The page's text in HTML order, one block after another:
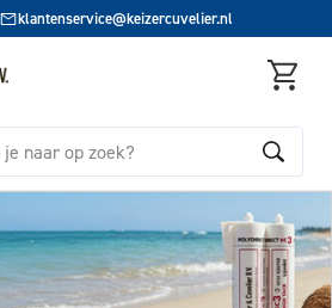
klantenservice@keizercuvelier.nl